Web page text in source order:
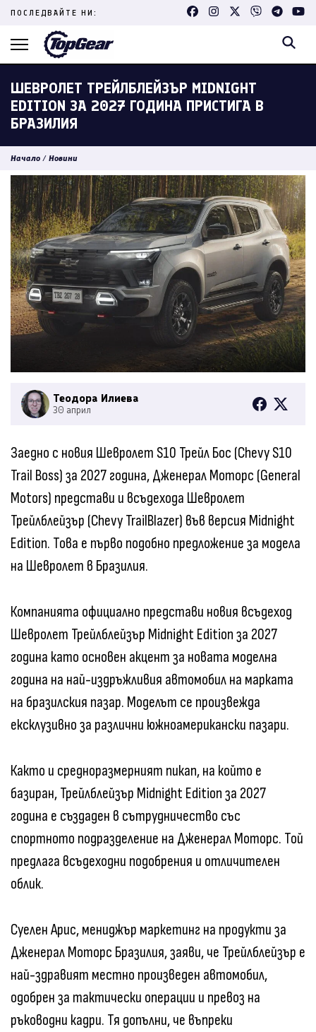
Skip
content
ПОСЛЕДВАЙТЕ НИ:
ШЕВРОЛЕТ ТРЕЙЛБЛЕЙЗЪР MIDNIGHT
EDITION ЗА 2027 ГОДИНА ПРИСТИГА В
БРАЗИЛИЯ
Начало / Новини
Теодора Илиева
30 април
Заедно с новия Шевролет S10 Трейл Бос (Chevy S10
Trail Boss) за 2027 година, Дженерал Моторс (General
Motors) представи и всъдехода Шевролет
Трейлблейзър (Chevy TrailBlazer) във версия Midnight
Edition. Това е първо подобно предложение за модела
на Шевролет в Бразилия.
Компанията официално представи новия всъдеход
Шевролет Трейлблейзър Midnight Edition за 2027
година като основен акцент за новата моделна
година на най-издръжливия автомобил на марката
на бразилския пазар. Моделът се произвежда
ексклузивно за различни южноамерикански пазари.
Както и средноразмерният пикап, на който е
базиран, Трейлблейзър Midnight Edition за 2027
година е създаден в сътрудничество със
спортното подразделение на Дженерал Моторс. Той
предлага всъдеходни подобрения и отличителен
облик.
Суелен Арис, мениджър маркетинг на продукти за
Дженерал Моторс Бразилия, заяви, че Трейлблейзър е
най-здравият местно произведен автомобил,
одобрен за тактически операции и превоз на
ръководни кадри. Тя допълни, че въпреки